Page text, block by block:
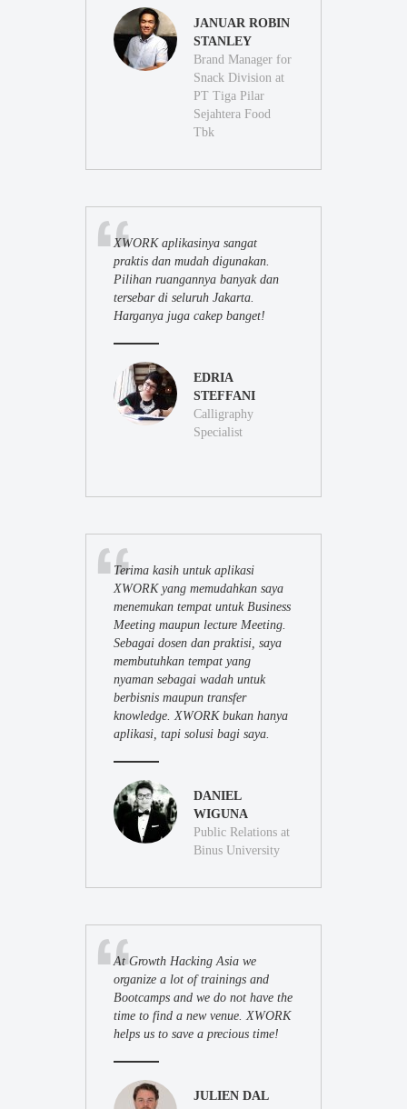
JANUAR ROBIN
STANLEY
Brand Manager for
Snack Division at
PT Tiga Pilar
Sejahtera Food
Tbk
XWORK aplikasinya sangat
praktis dan mudah digunakan.
Pilihan ruangannya banyak dan
tersebar di seluruh Jakarta.
Harganya juga cakep banget!
EDRIA
STEFFANI
Calligraphy
Specialist
Terima kasih untuk aplikasi
XWORK yang memudahkan saya
menemukan tempat untuk Business
Meeting maupun lecture Meeting.
Sebagai dosen dan praktisi, saya
membutuhkan tempat yang
nyaman sebagai wadah untuk
berbisnis maupun transfer
knowledge. XWORK bukan hanya
aplikasi, tapi solusi bagi saya.
DANIEL
WIGUNA
Public Relations at
Binus University
At Growth Hacking Asia we
organize a lot of trainings and
Bootcamps and we do not have the
time to find a new venue. XWORK
helps us to save a precious time!
JULIEN DAL